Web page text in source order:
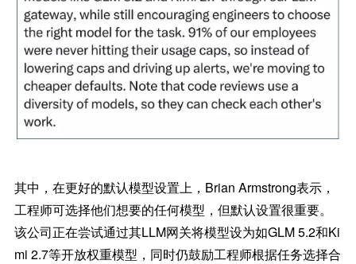
其中，在更好的默认模型设置上，Brian Armstrong表示，
工程师可选择他们想要的任何模型，但默认设置很重要。
该公司正在尝试通过其LLM网关将模型设为如GLM 5.2和Ki
mi 2.7等开放权重模型，同时仍鼓励工程师根据任务选择合